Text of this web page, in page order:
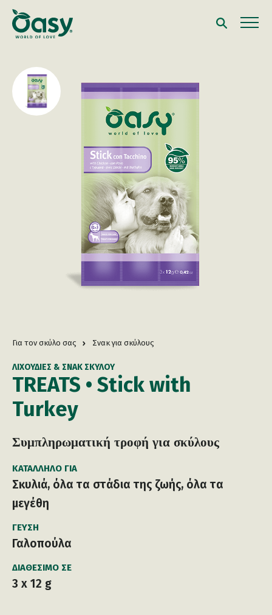
Για τον σκύλο σας Σνακ για σκύλους
TREATS • Stick with
Turkey
ΛΙΧΟΥΔΙΈΣ & ΣΝΑΚ ΣΚΎΛΟΥ
Συμπληρωματική τροφή για σκύλους
ΚΑΤΆΛΛΗΛΟ ΓΙΑ
Σκυλιά, όλα τα στάδια της ζωής, όλα τα
μεγέθη
ΓΕΎΣΗ
Γαλοπούλα
ΔΙΑΘΈΣΙΜΟ ΣΕ
3 x 12 g